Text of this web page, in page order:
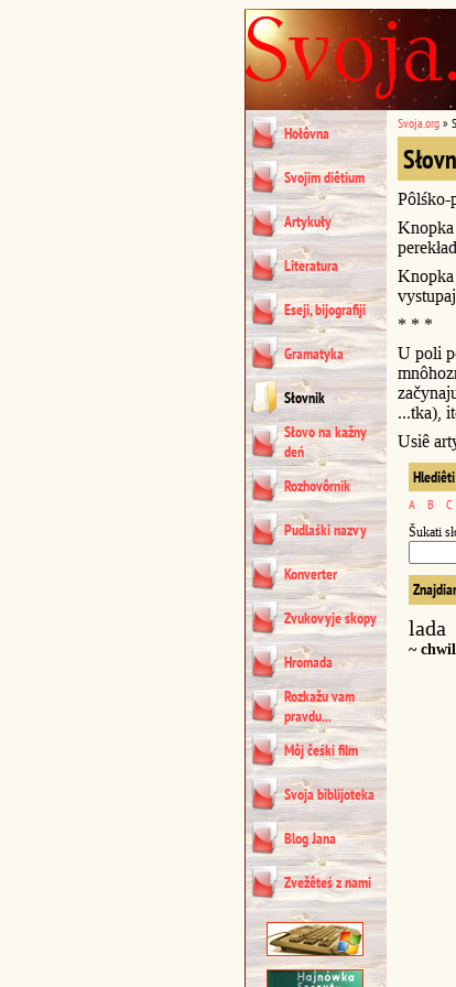
Hołôvna
Svojim diêtium
Artykuły
Literatura
Eseji, bijografiji
Gramatyka
Słovnik
Słovo na kažny
deń
Rozhovôrnik
Pudlaśki nazvy
Konverter
Zvukovyje skopy
Hromada
Rozkažu vam
pravdu...
Môj čeśki film
Svoja biblijoteka
Blog Jana
Zvežêteś z nami
Svoja.org »
Pôlśko-
Knopka
Knopka
* * *
U poli
...tka),
Usiê
A B C
Šukati
lada
~